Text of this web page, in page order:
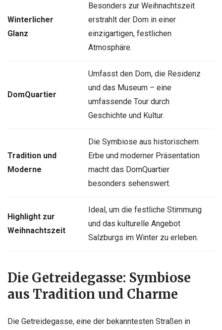
Winterlicher
Glanz
Besonders zur Weihnachtszeit
erstrahlt der Dom in einer
einzigartigen, festlichen
Atmosphäre.
DomQuartier
Umfasst den Dom, die Residenz
und das Museum – eine
umfassende Tour durch
Geschichte und Kultur.
Tradition und
Moderne
Die Symbiose aus historischem
Erbe und moderner Präsentation
macht das DomQuartier
besonders sehenswert.
Highlight zur
Weihnachtszeit
Ideal, um die festliche Stimmung
und das kulturelle Angebot
Salzburgs im Winter zu erleben.
Die Getreidegasse: Symbiose
aus Tradition und Charme
Die Getreidegasse, eine der bekanntesten Straßen in